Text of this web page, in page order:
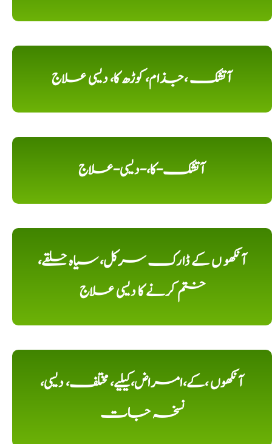
آتشک ،جذام، کوڑھ کا، دیسی علاج
آتشک-کا،-دیسی-علاج
آنکھو ں کے ڈارک سرکل، سیاہ حلقے،
ختم کرنے کا دیسی علاج
آنکھوں ،کے،امراض،کیلیے، مختلف، دیسی،
نسخہ جات